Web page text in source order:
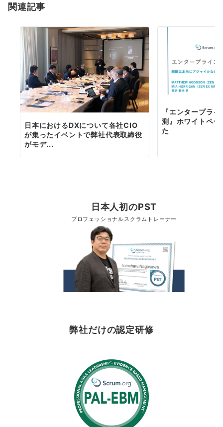
関連記事
日本におけるDXについて各社CIO
が集ったイベントで弊社代表取締役
がモデ...
『エンタープラ
測』ホワイトペ
た
日本人初のPST
プロフェッショナルスクラムトレーナー
弊社だけの認定研修